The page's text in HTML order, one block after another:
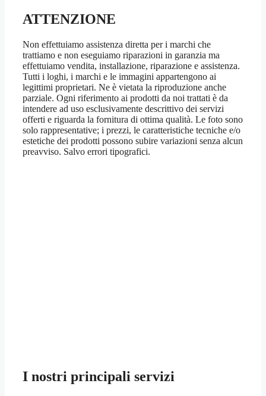
ATTENZIONE
Non effettuiamo assistenza diretta per i marchi che
trattiamo e non eseguiamo riparazioni in garanzia ma
effettuiamo vendita, installazione, riparazione e assistenza.
Tutti i loghi, i marchi e le immagini appartengono ai
legittimi proprietari. Ne è vietata la riproduzione anche
parziale. Ogni riferimento ai prodotti da noi trattati è da
intendere ad uso esclusivamente descrittivo dei servizi
offerti e riguarda la fornitura di ottima qualità. Le foto sono
solo rappresentative; i prezzi, le caratteristiche tecniche e/o
estetiche dei prodotti possono subire variazioni senza alcun
preavviso. Salvo errori tipografici.
I nostri principali servizi